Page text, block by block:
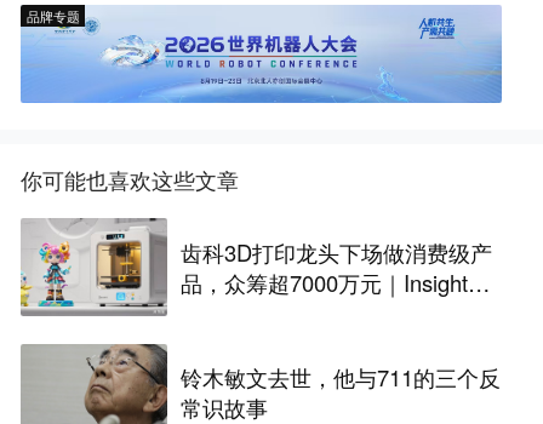
品牌专题
你可能也喜欢这些文章
齿科3D打印龙头下场做消费级产
品，众筹超7000万元｜Insight全
铃木敏文去世，他与711的三个反
常识故事